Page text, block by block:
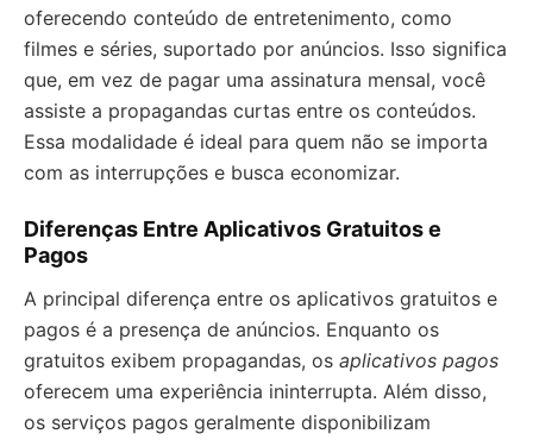
oferecendo conteúdo de entretenimento, como
filmes e séries, suportado por anúncios. Isso significa
que, em vez de pagar uma assinatura mensal, você
assiste a propagandas curtas entre os conteúdos.
Essa modalidade é ideal para quem não se importa
com as interrupções e busca economizar.
Diferenças Entre Aplicativos Gratuitos e
Pagos
A principal diferença entre os aplicativos gratuitos e
pagos é a presença de anúncios. Enquanto os
gratuitos exibem propagandas, os aplicativos pagos
oferecem uma experiência ininterrupta. Além disso,
os serviços pagos geralmente disponibilizam